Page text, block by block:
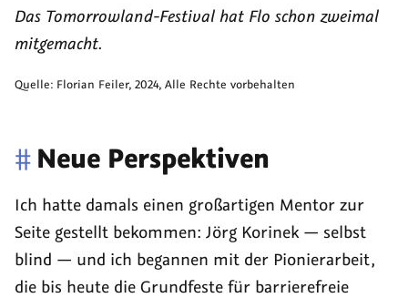
Das Tomorrowland-Festival hat Flo schon zweimal
mitgemacht.
Quelle: Florian Feiler, 2024, Alle Rechte vorbehalten
# Neue Perspektiven
Ich hatte damals einen großartigen Mentor zur
Seite gestellt bekommen: Jörg Korinek — selbst
blind — und ich begannen mit der Pionierarbeit,
die bis heute die Grundfeste für barrierefreie